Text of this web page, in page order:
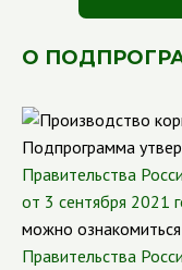
О
Подпрограмма
Правительства
от 3 сентября 2021
можно
Правительства